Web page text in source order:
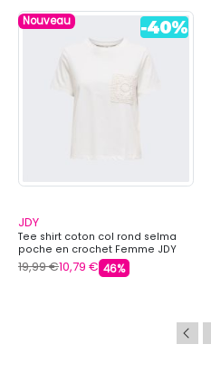
Nouveau
JDY
Tee shirt coton col rond selma
poche en crochet Femme JDY
19,99 €10,79 € 46%